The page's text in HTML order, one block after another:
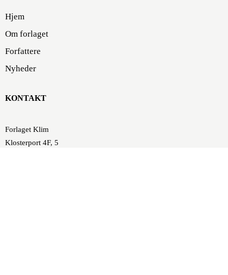
Hjem
Om forlaget
Forfattere
Nyheder
KONTAKT
Forlaget Klim
Klosterport 4F, 5